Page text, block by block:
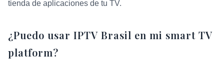
tienda de aplicaciones de tu TV.
¿Puedo usar IPTV Brasil en mi smart TV
platform?